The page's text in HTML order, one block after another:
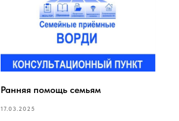
Ранняя помощь семьям
17.03.2025